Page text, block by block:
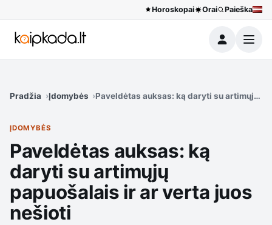
Horoskopai Orai Paieška
Meniu
Pradžia Įdomybės Paveldėtas auksas: ką daryti su artimųjų
ĮDOMYBĖS
Paveldėtas auksas: ką
daryti su artimųjų
papuošalais ir ar verta juos
nešioti